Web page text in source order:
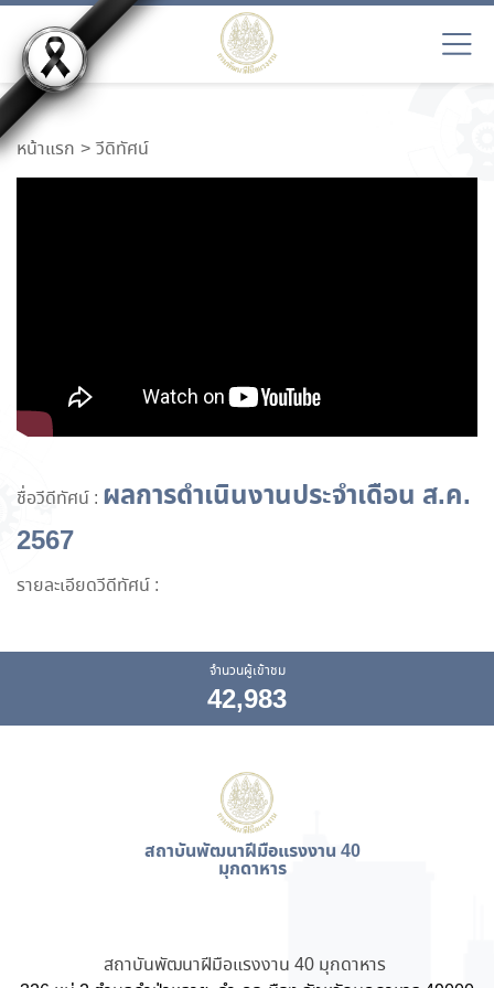
หน้าแรก วีดิทัศน์
ชื่อวีดีทัศน์ : ผลการดำเนินงานประจำเดือน ส.ค.
2567
รายละเอียดวีดีทัศน์ :
จำนวนผู้เข้าชม
42,983
สถาบันพัฒนาฝีมือแรงงาน 40
มุกดาหาร
สถาบันพัฒนาฝีมือแรงงาน 40 มุกดาหาร